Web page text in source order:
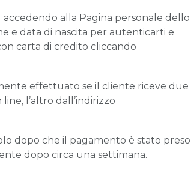
alla Pagina personale dello
e data di nascita per autenticarti e
carta di credito cliccando
effettuato se il cliente riceve due
l’altro dall’indirizzo
dopo che il pagamento è stato preso
dopo circa una settimana.